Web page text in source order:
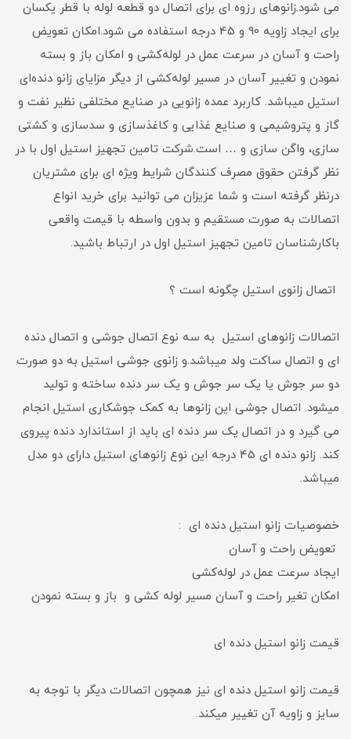
می شود.زانوهای رزوه ای برای اتصال دو قطعه لوله با قطر یکسان
برای ایجاد زاویه 90 و 45 درجه استفاده می شود.امکان تعویض
راحت و آسان در سرعت عمل در لوله‌کشی و امکان باز و بسته
نمودن و تغییر آسان در مسیر لوله‌کشی از دیگر مزایای زانو دنده‌ای
استیل میباشد. کاربرد عمده زانویی در صنایع مختلفی نظیر نفت و
گاز و پتروشیمی و صنایع غذایی و کاغذسازی و سدسازی و کشتی
سازی، واگن سازی و … است.شرکت تامین تجهیز استیل اول با در
نظر گرفتن حقوق مصرف کنندگان شرایط ویژه ای برای مشتریان
درنظر گرفته است و شما عزیزان می توانید برای خرید انواع
اتصالات به صورت مستقیم و بدون واسطه با قیمت واقعی
باکارشناسان تامین تجهیز استیل اول در ارتباط باشید.
اتصال زانوی استیل چگونه است ؟
اتصالات زانوهای استیل به سه نوع اتصال جوشی و اتصال دنده
ای و اتصال ساکت ولد میباشد.و زانوی جوشی استیل به دو صورت
دو سر جوش یا یک سر جوش و یک سر دنده ساخته و تولید
میشود. اتصال جوشی این زانوها به کمک جوشکاری استیل انجام
می گیرد و در اتصال یک سر دنده ای باید از استاندارد دنده پیروی
کند. زانو دنده ای 45 درجه این نوع زانوهای استیل دارای دو مدل
میباشد.
خصوصیات زانو استیل دنده ای :
تعویض راحت و آسان
ایجاد سرعت عمل در لوله‌کشی
امکان تغیر راحت و آسان مسیر لوله کشی و باز و بسته نمودن
قیمت زانو استیل دنده ای
قیمت زانو استیل دنده ای نیز همچون اتصالات دیگر با توجه به
سایز و زاویه آن تغییر میکند.